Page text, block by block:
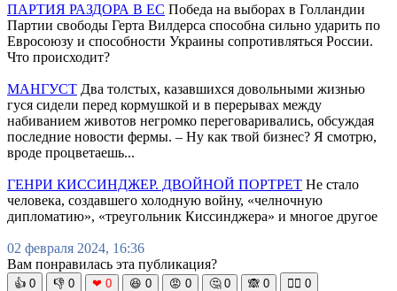
ПАРТИЯ РАЗДОРА В ЕС Победа на выборах в Голландии
Партии свободы Герта Вилдерса способна сильно ударить по
Евросоюзу и способности Украины сопротивляться России.
Что происходит?
МАНГУСТ Два толстых, казавшихся довольными жизнью
гуся сидели перед кормушкой и в перерывах между
набиванием животов негромко переговаривались, обсуждая
последние новости фермы. – Ну как твой бизнес? Я смотрю,
вроде процветаешь...
ГЕНРИ КИССИНДЖЕР. ДВОЙНОЙ ПОРТРЕТ Не стало
человека, создавшего холодную войну, «челночную
дипломатию», «треугольник Киссинджера» и многое другое
02 февраля 2024, 16:36
Вам понравилась эта публикация?
👍 0 👎 0 ❤ 0 😆 0 😡 0 🤔 0 🙈 0 🧘‍♀️ 0